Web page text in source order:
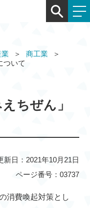
業
商工業
について
ちぜん」
新日：2021年10月21日
ページ番号：03737
消費喚起対策とし